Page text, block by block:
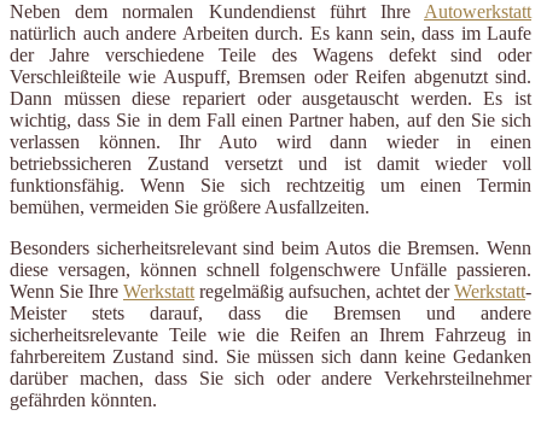
Neben dem normalen Kundendienst führt Ihre Autowerkstatt
natürlich auch andere Arbeiten durch. Es kann sein, dass im Laufe
der Jahre verschiedene Teile des Wagens defekt sind oder
Verschleißteile wie Auspuff, Bremsen oder Reifen abgenutzt sind.
Dann müssen diese repariert oder ausgetauscht werden. Es ist
wichtig, dass Sie in dem Fall einen Partner haben, auf den Sie sich
verlassen können. Ihr Auto wird dann wieder in einen
betriebssicheren Zustand versetzt und ist damit wieder voll
funktionsfähig. Wenn Sie sich rechtzeitig um einen Termin
bemühen, vermeiden Sie größere Ausfallzeiten.
Besonders sicherheitsrelevant sind beim Autos die Bremsen. Wenn
diese versagen, können schnell folgenschwere Unfälle passieren.
Wenn Sie Ihre Werkstatt regelmäßig aufsuchen, achtet derWerkstatt-
Meister stets darauf, dass die Bremsen und andere
sicherheitsrelevante Teile wie die Reifen an Ihrem Fahrzeug in
fahrbereitem Zustand sind. Sie müssen sich dann keine Gedanken
darüber machen, dass Sie sich oder andere Verkehrsteilnehmer
gefährden könnten.